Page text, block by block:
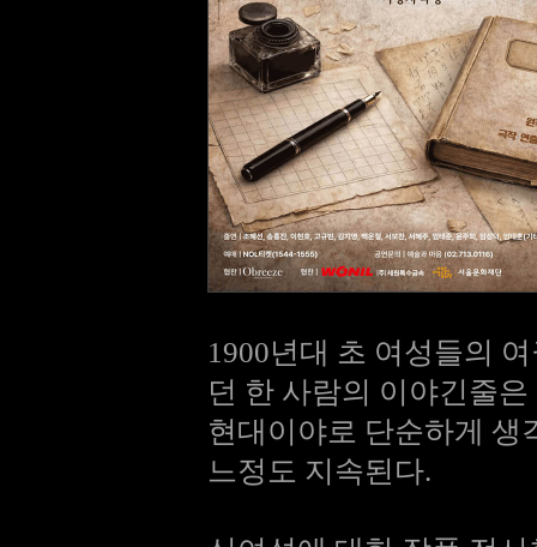
1900년대 초 여성들의
던 한 사람의 이야긴줄은
현대이야로 단순하게 생
느정도 지속된다.